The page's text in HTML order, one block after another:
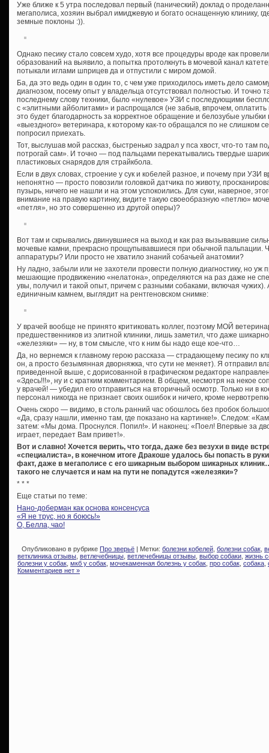
Уже ближе к 5 утра последовал первый (панический) доклад о
мегаполиса, хозяин выбрал имиджевую и богато оснащенную клинику,
земные поклоны :)).
Однако песику стало совсем худо, хотя все процедуры вроде как
образований на выявило, а попытка протолкнуть в мочевой канал
потыкали иглами шприцев да и отпустили с миром домой.
Ба, да это ведь один в один то, с чем уже приходилось иметь дело
диагнозом, посему опыт у владельца отсутствовал полностью. И точно
последнему слову техники, было «нулевое» УЗИ с последующими
с «элитными айболитами» и распрощался (не забыв, впрочем, оплатить
это будет благодарность за корректное обращение и белозубые улыбки
«выездного» ветеринара, к которому как-то обращался по не слишком
попросил приехать.
Тот, выслушав мой рассказ, быстренько задрал у пса хвост, что-то там
потрогай сам». И точно — под пальцами перекатывались твердые
пластиковых снарядов для страйкбола.
Если в двух словах, строение у сук и кобелей разное, и почему при УЗИ
непонятно — просто повозили головкой датчика по животу,
пузырь, ничего не нашли и на этом успокоились. Для суки, наверное,
внимание на правую картинку, видите такую своеобразную «петлю»
«петля», но это совершенно из другой оперы)?
Вот там и скрывались двинувшиеся на выход и как раз вызывавшие
мочевые камни, прекрасно прощупывавшиеся при обычной пальпации.
аппаратуры? Или просто не хватило знаний собачьей анатомии?
Ну ладно, забыли или не захотели провести полную диагностику, но уж
мешающие продвижению «нелатона», определяются на раз даже не
увы, получил и такой опыт, причем с разными собаками, включая чужих).
единичным камнем, выглядит на рентгеновском снимке:
У врачей вообще не принято критиковать коллег, поэтому МОЙ
предшественников из элитной клиники, лишь заметил, что даже
«железяки» — ну, в том смысле, что к ним бы надо еще кое-что…
Да, но вернемся к главному герою рассказа — страдающему песику по
он, а просто безымянная дворняжка, что сути не меняет). Я отправил
приведенной выше, с дорисованной в графическом редакторе
«Здесь!!!», ну и с кратким комментарием. В общем, несмотря на некое
у врачей! — убедил его отправиться на вторичный осмотр. Только ни в
персонал никогда не признает своих ошибок и ничего, кроме
Очень скоро — видимо, в столь ранний час обошлось без пробок
«Да, сразу нашли, именно там, где показано на картинке!». Следом:
затем: «Мы дома. Проснулся. Попил!». И наконец: «Поел! Впервые за
играет, передает Вам привет!».
Вот и славно! Хочется верить, что тогда, даже без везухи в виде
«специалиста», в конечном итоге Дракоше удалось бы попасть в
факт, даже в мегаполисе с его шикарным выбором шикарных
такого не случается и нам на пути не попадутся «железяки»?
* * *
Еще статьи по теме:
Нано-доберман как основа консенсуса
«Я не трус, но я боюсь!»
О, Белла, чао!
Опубликовано в рубрике Про зверьё | Метки: болезни кобелей болезни собак
ветклиника отзывы ветлечебницы ветлечебницы отзывы выбор собаки жизнь
болезни у собак мкб у собак мочекаменная болезнь у собак про собак собака
Комментариев нет »